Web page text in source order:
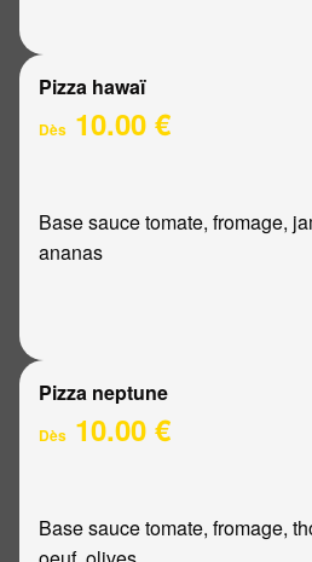
Pizza hawaï
Dès 10.00 €
Base sauce tomate, fromage,
ananas
Pizza neptune
Dès 10.00 €
Base sauce tomate, fromage,